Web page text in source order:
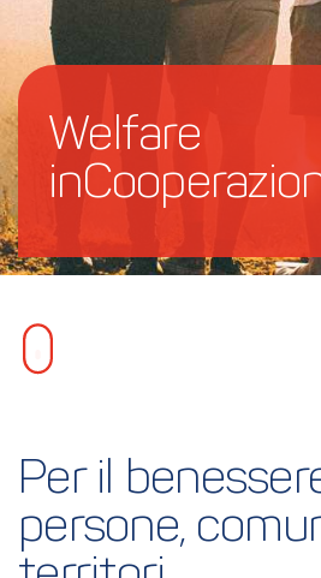
Welfare
Per il
persone,